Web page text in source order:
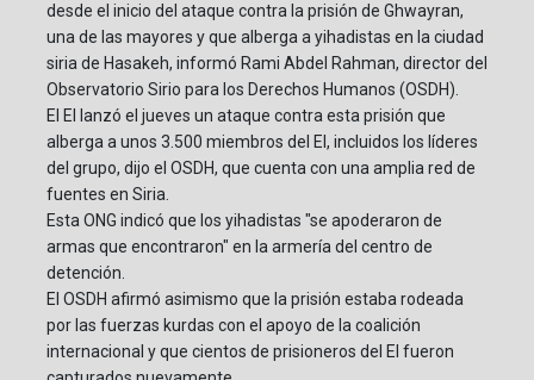
desde el inicio del ataque contra la prisión de Ghwayran,
una de las mayores y que alberga a yihadistas en la ciudad
siria de Hasakeh, informó Rami Abdel Rahman, director del
Observatorio Sirio para los Derechos Humanos (OSDH).
El EI lanzó el jueves un ataque contra esta prisión que
alberga a unos 3.500 miembros del EI, incluidos los líderes
del grupo, dijo el OSDH, que cuenta con una amplia red de
fuentes en Siria.
Esta ONG indicó que los yihadistas "se apoderaron de
armas que encontraron" en la armería del centro de
detención.
El OSDH afirmó asimismo que la prisión estaba rodeada
por las fuerzas kurdas con el apoyo de la coalición
internacional y que cientos de prisioneros del EI fueron